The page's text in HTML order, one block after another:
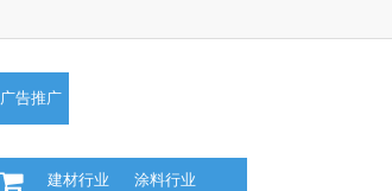
广告推广
建材行业
涂料行业